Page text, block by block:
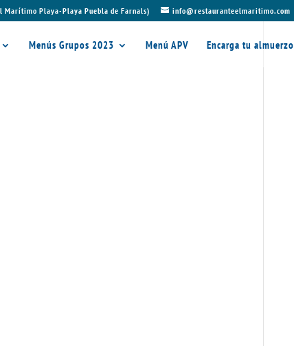
Playa-Playa Puebla de Farnals) info@restauranteelmaritimo.com
Menús Grupos 2023 Menú APV Encarga tu almuerzo